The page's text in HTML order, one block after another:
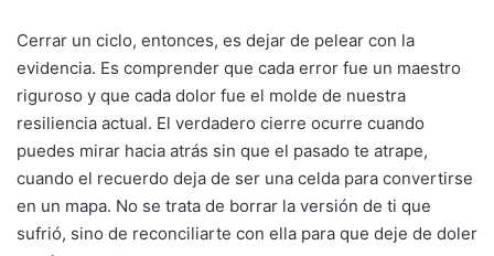
Cerrar un ciclo, entonces, es dejar de pelear con la
evidencia. Es comprender que cada error fue un maestro
riguroso y que cada dolor fue el molde de nuestra
resiliencia actual. El verdadero cierre ocurre cuando
puedes mirar hacia atrás sin que el pasado te atrape,
cuando el recuerdo deja de ser una celda para convertirse
en un mapa. No se trata de borrar la versión de ti que
sufrió, sino de reconciliarte con ella para que deje de doler